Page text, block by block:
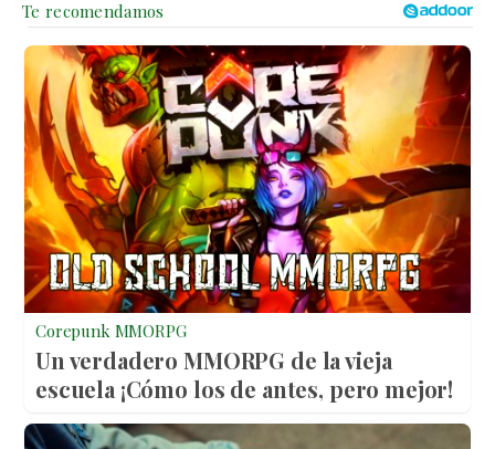
Corepunk MMORPG
Un verdadero MMORPG de la vieja
escuela ¡Cómo los de antes, pero mejor!